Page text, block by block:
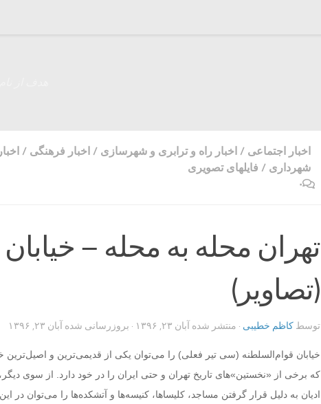
اخبار اجتماعی / اخبار راه و ترابری و شهرسازی / اخبار فرهنگی /
شهرداری / فایلهای تصویری
۰
تهران محله به محله –
(تصاویر)
توسط کاظم خطیبی · منتشر شده آبان ۲۳, ۱۳۹۶ · بروزرسانی شده آبان ۲۳, ۱۳۹۶
خیابان قوام‌السلطنه (سی تیر فعلی) را می‌توان یکی از قدیمی‌ترین و اصیل‌ترین
که برخی از «نخستین»های تاریخ تهران و حتی ایران را در خود دارد. از سوی
ادیان به دلیل قرار گرفتن مساجد، کلیساها، کنیسه‌ها و آتشکده‌ها را می‌توان در